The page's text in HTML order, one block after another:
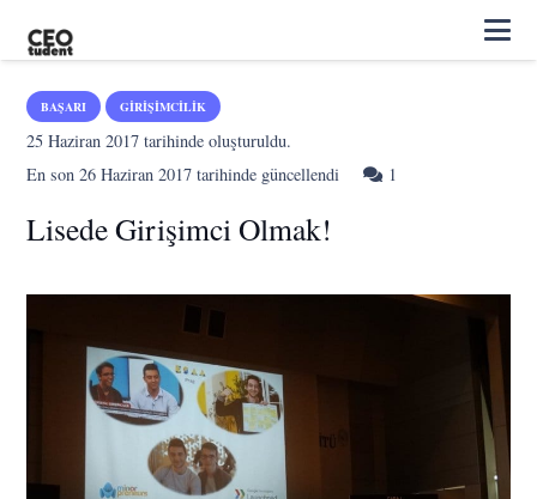
BAŞARI GIRIŞIMCILIK
25 Haziran 2017 tarihinde oluşturuldu.
En son26 Haziran 2017 tarihinde güncellendi 1
Lisede Girişimci Olmak!